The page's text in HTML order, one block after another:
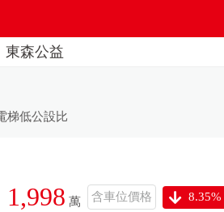
東森公益
梯低公設比
1,998 萬 含車位價格 8.35%